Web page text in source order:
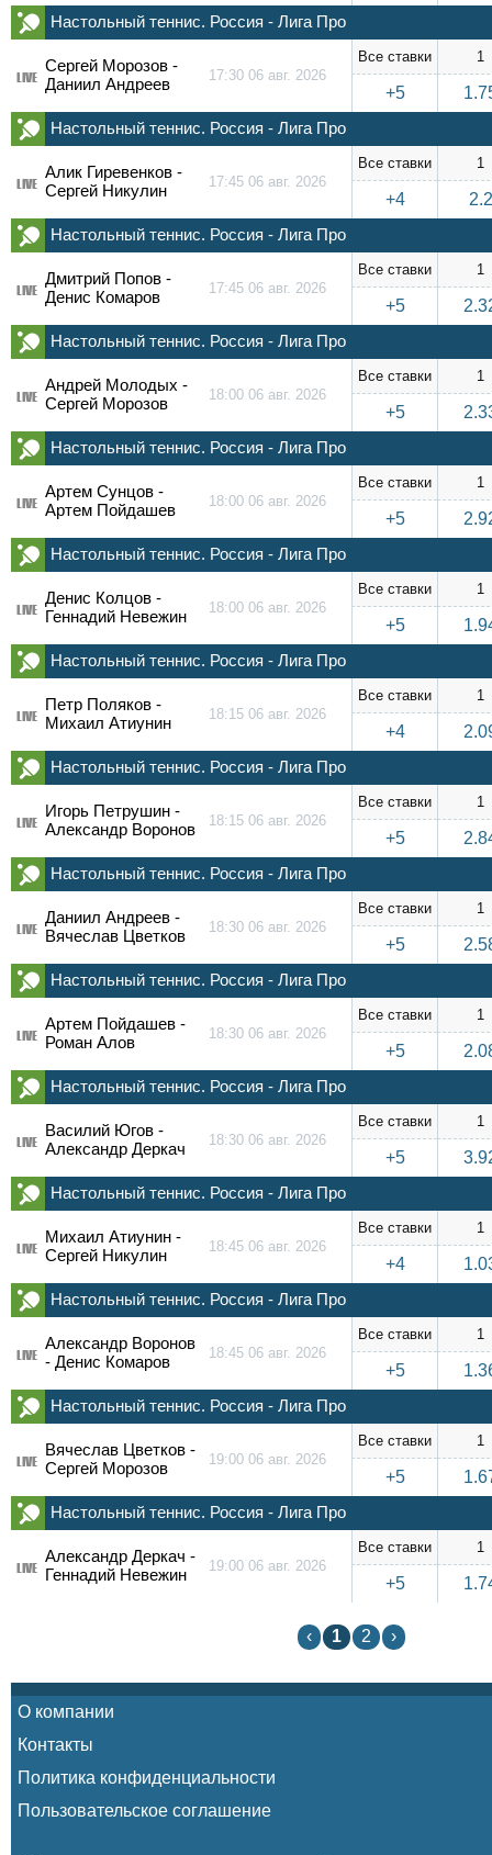
Настольный теннис. Россия - Лига Про
Сергей Морозов -
Даниил Андреев
17:30 06 авг. 2026
LIVE
Все ставки 1
+5
Настольный теннис. Россия - Лига Про
Алик Гиревенков -
Сергей Никулин
17:45 06 авг. 2026
LIVE
Все ставки 1
+4
2.2
Настольный теннис. Россия - Лига Про
Дмитрий Попов -
Денис Комаров
17:45 06 авг. 2026
LIVE
Все ставки 1
+5
Настольный теннис. Россия - Лига Про
Андрей Молодых -
Сергей Морозов
18:00 06 авг. 2026
LIVE
Все ставки 1
+5
Настольный теннис. Россия - Лига Про
Артем Сунцов -
Артем Пойдашев
18:00 06 авг. 2026
LIVE
Все ставки 1
+5
Настольный теннис. Россия - Лига Про
Денис Колцов -
Геннадий Невежин
18:00 06 авг. 2026
LIVE
Все ставки 1
+5
Настольный теннис. Россия - Лига Про
Петр Поляков -
Михаил Атиунин
18:15 06 авг. 2026
LIVE
Все ставки 1
+4
Настольный теннис. Россия - Лига Про
Игорь Петрушин -
Александр Воронов
18:15 06 авг. 2026
LIVE
Все ставки 1
+5
Настольный теннис. Россия - Лига Про
Даниил Андреев -
Вячеслав Цветков
18:30 06 авг. 2026
LIVE
Все ставки 1
+5
Настольный теннис. Россия - Лига Про
Артем Пойдашев -
Роман Алов
18:30 06 авг. 2026
LIVE
Все ставки 1
+5
Настольный теннис. Россия - Лига Про
Василий Югов -
Александр Деркач
18:30 06 авг. 2026
LIVE
Все ставки 1
+5
Настольный теннис. Россия - Лига Про
Михаил Атиунин -
Сергей Никулин
18:45 06 авг. 2026
LIVE
Все ставки 1
+4
Настольный теннис. Россия - Лига Про
Александр Воронов
- Денис Комаров
18:45 06 авг. 2026
LIVE
Все ставки 1
+5
Настольный теннис. Россия - Лига Про
Вячеслав Цветков -
Сергей Морозов
19:00 06 авг. 2026
LIVE
Все ставки 1
+5
Настольный теннис. Россия - Лига Про
Александр Деркач -
Геннадий Невежин
19:00 06 авг. 2026
LIVE
Все ставки 1
+5
‹ 1 2 ›
О компании
Контакты
Политика конфиденциальности
Пользовательское соглашение